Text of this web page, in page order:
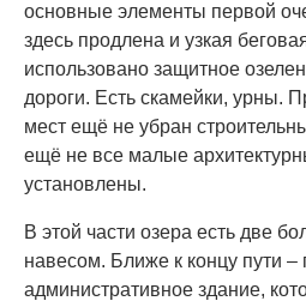
основные элементы первой
здесь продлена и узкая
использовано защитное
дороги. Есть скамейки, урны.
мест ещё не убран
ещё не все малые
установлены.
В этой части озера есть две
навесом. Ближе к концу пути
административное здание,